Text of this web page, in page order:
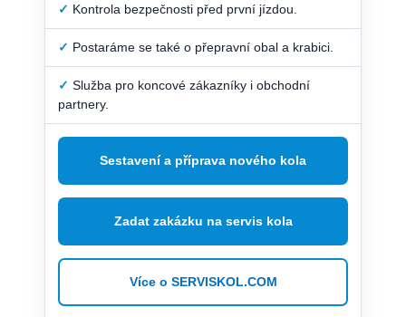
✓ Kontrola bezpečnosti před první jízdou.
✓ Postaráme se také o přepravní obal a krabici.
✓ Služba pro koncové zákazníky i obchodní
partnery.
Sestavení a příprava nového kola
Zadat zakázku na servis kola
Více o SERVISKOL.COM